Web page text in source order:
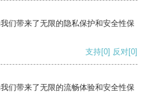
们带来了无限的隐私保护和安全性保
支持[0] 反对[0]
们带来了无限的流畅体验和安全性保